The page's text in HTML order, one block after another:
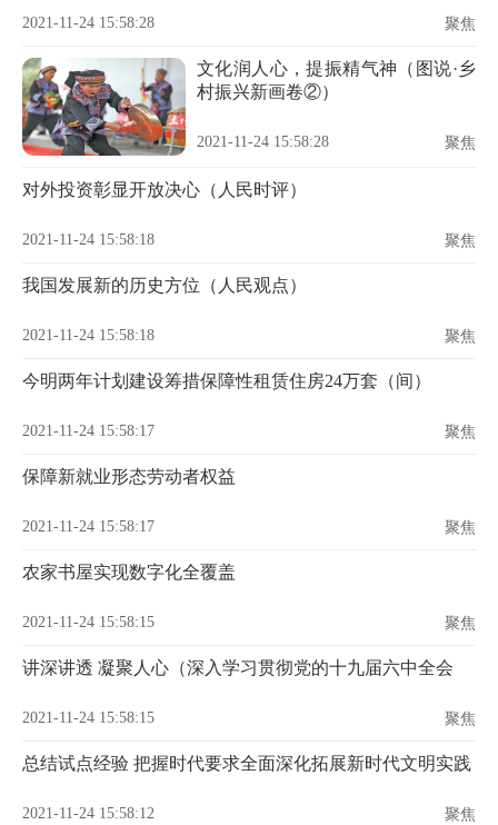
2021-11-24 15:58:28 聚焦
文化润人心，提振精气神（图说·乡
村振兴新画卷②）
2021-11-24 15:58:28 聚焦
对外投资彰显开放决心（人民时评）
2021-11-24 15:58:18 聚焦
我国发展新的历史方位（人民观点）
2021-11-24 15:58:18 聚焦
今明两年计划建设筹措保障性租赁住房24万套（间）
2021-11-24 15:58:17 聚焦
保障新就业形态劳动者权益
2021-11-24 15:58:17 聚焦
农家书屋实现数字化全覆盖
2021-11-24 15:58:15 聚焦
讲深讲透 凝聚人心（深入学习贯彻党的十九届六中全会
2021-11-24 15:58:15 聚焦
总结试点经验 把握时代要求全面深化拓展新时代文明实践
2021-11-24 15:58:12 聚焦